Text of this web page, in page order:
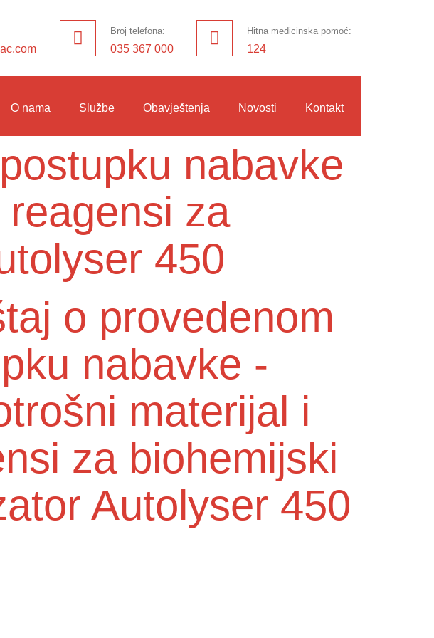
Broj telefona:
035 367 000
Hitna medicinska pomoć:
124
O nama Službe Obavještenja Novosti Kontakt
nabavke
za
450
o provedenom
nabavke -
materijal i
za biohemijski
Autolyser 450